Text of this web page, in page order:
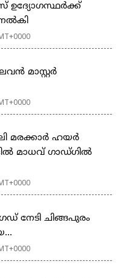
ഉദ്യോഗസ്ഥർക്ക്
മാസ്റ്റർ
മരക്കാർ ഹയർ
മാധവ് ഗാഡ്ഗിൽ
നേടി ചിങ്ങപുരം